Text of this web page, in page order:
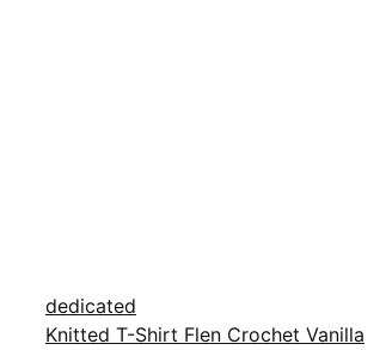
dedicated
Knitted T-Shirt Flen Crochet Vanilla